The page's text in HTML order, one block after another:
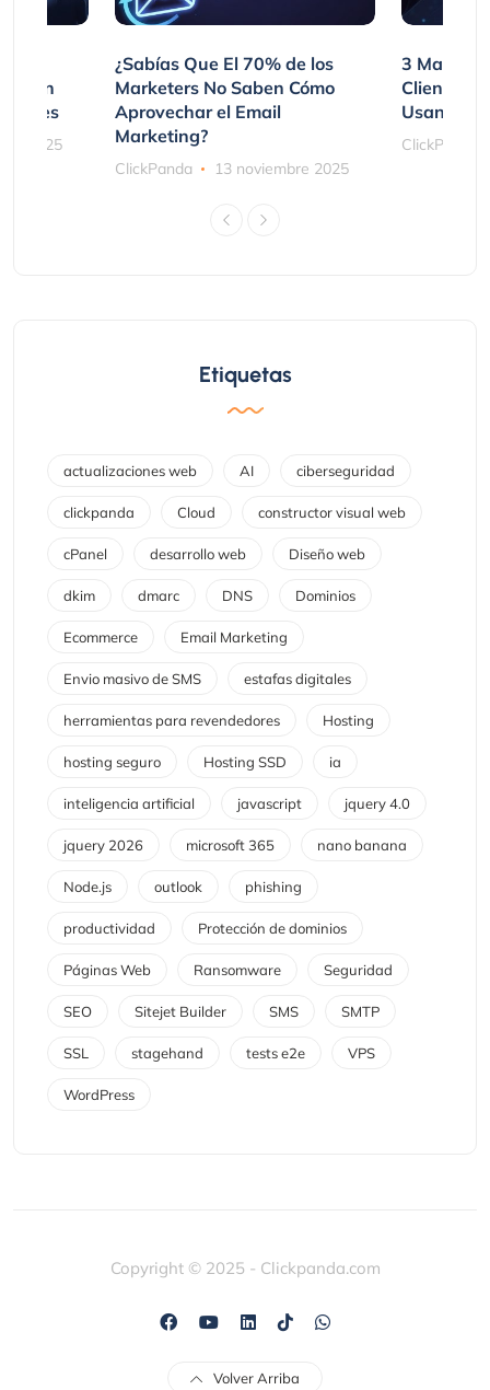
2025
¿Sabías Que El 70% de los
Marketers No Saben Cómo
Aprovechar el Email
Marketing?
ClickPanda 13 noviembre 2025
3
Clientes
Usando
ClickPanda
Etiquetas
actualizaciones web AI ciberseguridad
clickpanda Cloud constructor visual web
cPanel desarrollo web Diseño web
dkim dmarc DNS Dominios
Ecommerce Email Marketing
Envio masivo de SMS estafas digitales
herramientas para revendedores Hosting
hosting seguro Hosting SSD ia
inteligencia artificial javascript jquery 4.0
jquery 2026 microsoft 365 nano banana
Node.js outlook phishing
productividad Protección de dominios
Páginas Web Ransomware Seguridad
SEO Sitejet Builder SMS SMTP
SSL stagehand tests e2e VPS
WordPress
Copyright © 2025 - Clickpanda.com
Volver Arriba